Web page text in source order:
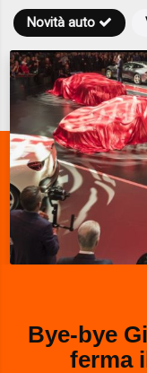
Novità auto
Bye-bye
ferma